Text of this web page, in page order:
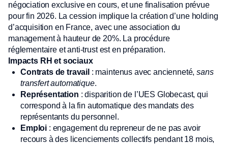
négociation exclusive en cours, et une finalisation prévue
pour fin 2026. La cession implique la création d’une holding
d’acquisition en France, avec une association du
management à hauteur de 20%. La procédure
réglementaire et anti-trust est en préparation.
Impacts RH et sociaux
Contrats de travail : maintenus avec ancienneté,sans
transfert automatique.
Représentation : disparition de l’UES Globecast, qui
correspond à la fin automatique des mandats des
représentants du personnel.
Emploi : engagement du repreneur de ne pas avoir
recours à des licenciements collectifs pendant 18 mois,